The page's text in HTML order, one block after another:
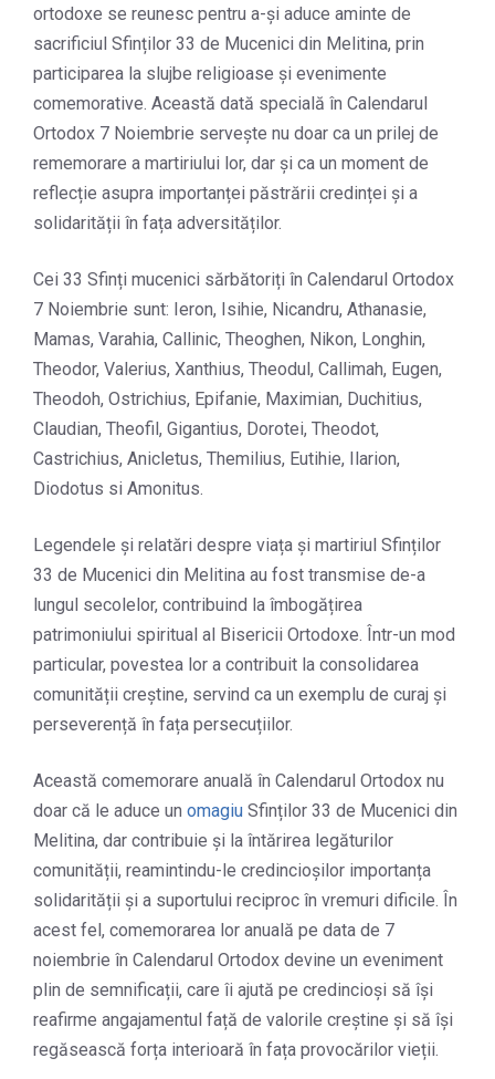
ortodoxe se reunesc pentru a-și aduce aminte de
sacrificiul Sfinților 33 de Mucenici din Melitina, prin
participarea la slujbe religioase și evenimente
comemorative. Această dată specială în Calendarul
Ortodox 7 Noiembrie servește nu doar ca un prilej de
rememorare a martiriului lor, dar și ca un moment de
reflecție asupra importanței păstrării credinței și a
solidarității în fața adversităților.
Cei 33 Sfinți mucenici sărbătoriți în Calendarul Ortodox
7 Noiembrie sunt: Ieron, Isihie, Nicandru, Athanasie,
Mamas, Varahia, Callinic, Theoghen, Nikon, Longhin,
Theodor, Valerius, Xanthius, Theodul, Callimah, Eugen,
Theodoh, Ostrichius, Epifanie, Maximian, Duchitius,
Claudian, Theofil, Gigantius, Dorotei, Theodot,
Castrichius, Anicletus, Themilius, Eutihie, Ilarion,
Diodotus si Amonitus.
Legendele și relatări despre viața și martiriul Sfinților
33 de Mucenici din Melitina au fost transmise de-a
lungul secolelor, contribuind la îmbogățirea
patrimoniului spiritual al Bisericii Ortodoxe. Într-un mod
particular, povestea lor a contribuit la consolidarea
comunității creștine, servind ca un exemplu de curaj și
perseverență în fața persecuțiilor.
Această comemorare anuală în Calendarul Ortodox nu
doar că le aduce un omagiu Sfinților 33 de Mucenici din
Melitina, dar contribuie și la întărirea legăturilor
comunității, reamintindu-le credincioșilor importanța
solidarității și a suportului reciproc în vremuri dificile. În
acest fel, comemorarea lor anuală pe data de 7
noiembrie în Calendarul Ortodox devine un eveniment
plin de semnificații, care îi ajută pe credincioși să își
reafirme angajamentul față de valorile creștine și să își
regăsească forța interioară în fața provocărilor vieții.